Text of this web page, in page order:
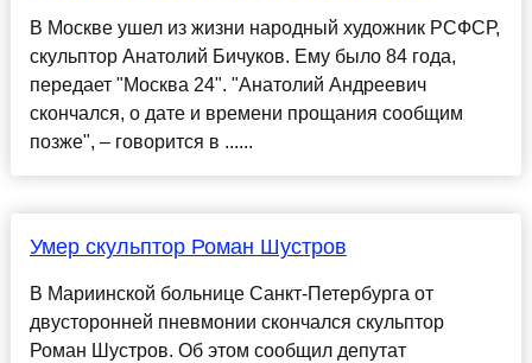
В Москве ушел из жизни народный художник РСФСР,
скульптор Анатолий Бичуков. Ему было 84 года,
передает "Москва 24". "Анатолий Андреевич
скончался, о дате и времени прощания сообщим
позже", – говорится в ......
Умер скульптор Роман Шустров
В Мариинской больнице Санкт-Петербурга от
двусторонней пневмонии скончался скульптор
Роман Шустров. Об этом сообщил депутат